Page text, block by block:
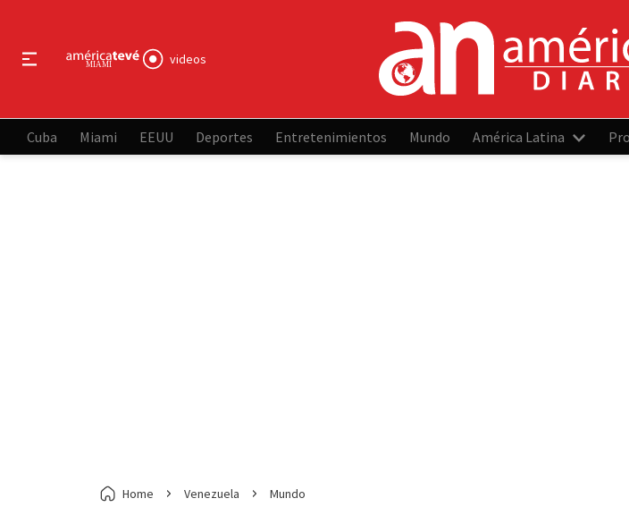
videos
Cuba Miami EEUU Deportes Entretenimientos Mundo América Latina
Home Venezuela Mundo